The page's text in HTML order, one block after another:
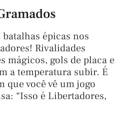
épicas nos
Rivalidades
mágicos, gols de placa e
a temperatura subir. É
que você vê um jogo
“Isso é Libertadores,